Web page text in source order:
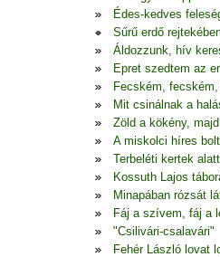
Édes-kedves
Sűrű erdő
Áldozzunk, hív
Epret szedtem az
Fecském,
Mit csinálnak a
Zöld a kökény,
A miskolci híres
Terbeléti kertek alatt
Kossuth Lajos
Minapában rózsát
Fáj a szívem, fáj a
"Csilivári-csalavári"
Fehér László lovat